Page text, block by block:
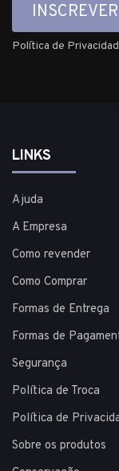
INSCREVER
Política de
LINKS
Ajuda
A Empresa
Como revender
Como Comprar
Formas de Entrega
Formas de
Segurança
Política de Troca
Política de
Sobre os produtos